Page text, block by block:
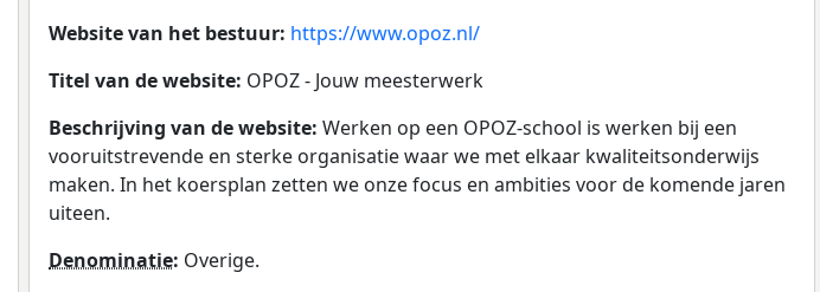
Website van het bestuur: https://www.opoz.nl/
Titel van de website: OPOZ - Jouw meesterwerk
Beschrijving van de website: Werken op een OPOZ-school is werken bij een
vooruitstrevende en sterke organisatie waar we met elkaar kwaliteitsonderwijs
maken. In het koersplan zetten we onze focus en ambities voor de komende jaren
uiteen.
Denominatie: Overige.